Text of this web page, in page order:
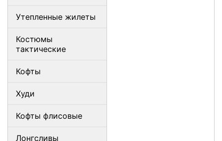
Утепленные жилеты
Костюмы
тактические
Кофты
Худи
Кофты флисовые
Лонгсливы